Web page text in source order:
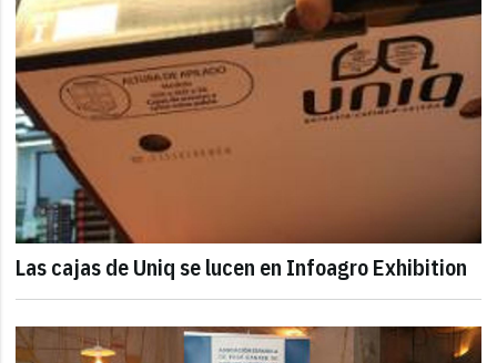
Las cajas de Uniq se lucen en Infoagro Exhibition